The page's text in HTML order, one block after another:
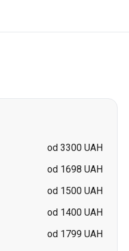
od 1400 UAH
od 1799 UAH
cena na zapytanie
cena na zapytanie
cena na zapytanie